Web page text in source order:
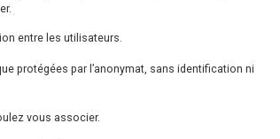
entre les utilisateurs.
protégées par l’anonymat, sans identification ni
vous associer.